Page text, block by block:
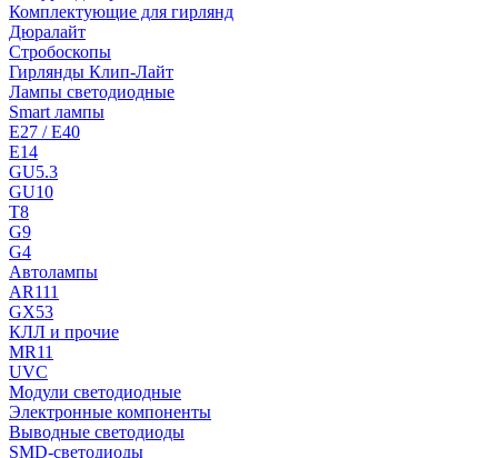
Комплектующие для гирлянд
Дюралайт
Стробоскопы
Гирлянды Клип-Лайт
Лампы светодиодные
Smart лампы
E27 / E40
E14
GU5.3
GU10
T8
G9
G4
Автолампы
AR111
GX53
КЛЛ и прочие
MR11
UVC
Модули светодиодные
Электронные компоненты
Выводные светодиоды
SMD-светодиоды